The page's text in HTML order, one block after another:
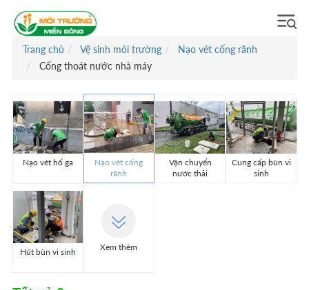
Trang chủ Vệ sinh môi trường
Nạo vét cống rãnh
Cống thoát nước nhà máy
Nạo vét hố ga
Nạo vét cống
rãnh
Vận chuyển
nước thải
Cung cấp bùn vi
sinh
Hút bùn vi sinh Xem thêm